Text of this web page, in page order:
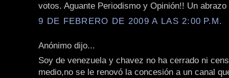
votos. Aguante Periodismo y Opinión!! Un abrazo
9 DE FEBRERO DE 2009 A LAS 2:00 P.M.
Anónimo dijo...
Soy de venezuela y chavez no ha cerrado ni
medio,no se le renovó la concesión a un canal